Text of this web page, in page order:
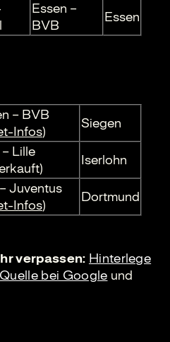
Essen –
BVB
Essen
– BVB
Infos)
Siegen
Lille
Iserlohn
Juventus
Infos)
Dortmund
verpassen: Hinterlege
bei Google und